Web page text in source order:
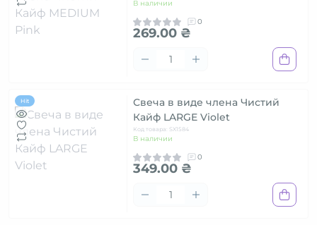
В наличии
0
269.00 ₴
Hit
Свеча в виде члена Чистий
Кайф LARGE Violet
Код товара: SX1584
В наличии
0
349.00 ₴